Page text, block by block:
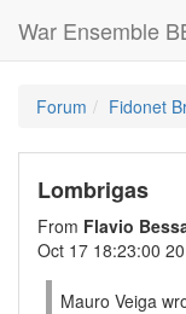
War Ensemble
Forum Fidonet
Lombrigas
From Flavio
Oct 17 18:23:00
Mauro Veiga